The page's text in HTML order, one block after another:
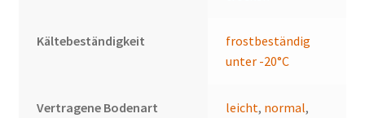
Kältebeständigkeit
frostbeständig
unter -20°C
Vertragene Bodenart leicht, normal,